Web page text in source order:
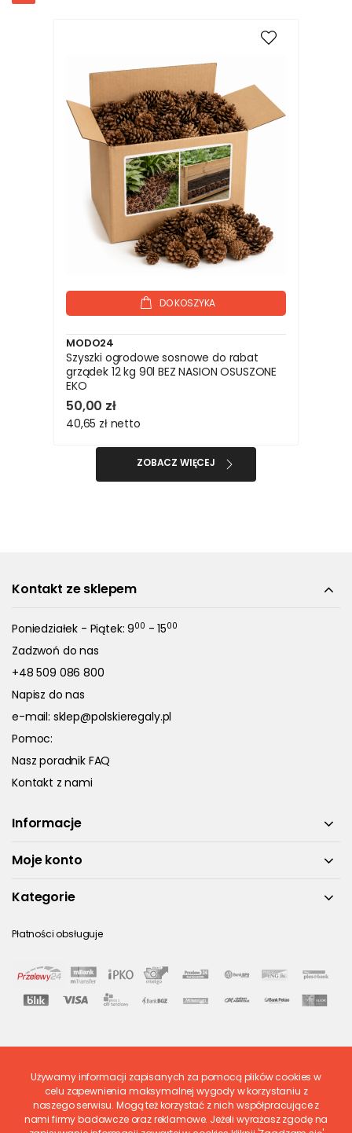
DO KOSZYKA
MODO24
Szyszki ogrodowe sosnowe do rabat
grządek 12 kg 90l BEZ NASION OSUSZONE
EKO
50,00 zł
40,65 zł netto
ZOBACZ WIĘCEJ
Kontakt ze sklepem
Poniedziałek - Piątek: 900 - 1500
Zadzwoń do nas
+48 509 086 800
Napisz do nas
e-mail: sklep@polskieregaly.pl
Pomoc:
Nasz poradnik FAQ
Kontakt z nami
Informacje
Moje konto
Kategorie
Płatności obsługuje
Ostatnio ocenione
Używamy informacji zapisanych za pomocą plików cookies w
celu zapewnienia maksymalnej wygody w korzystaniu z
naszego serwisu. Mogą też korzystać z nich współpracujące z
nami firmy badawcze oraz reklamowe. Jeżeli wyrażasz zgodę na